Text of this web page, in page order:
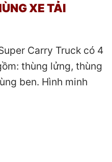
XE TẢI
Carry Truck có 4
thùng lửng, thùng
ben. Hình minh